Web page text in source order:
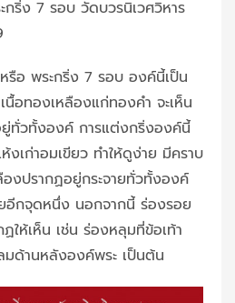
ริ่ง 7 รอบ วัดบวรนิเวศวิหาร
รือ พระกริ่ง 7 รอบ องค์นี้เป็น
อทองเหลืองแก่ทองคำ จะเห็น
ทั่วทั้งองค์ การแต่งกริ่งองค์นี้
เก่าอมเขียว ทำให้ดูง่าย มีคราบ
งปรากฏอยู่กระจายทั่วทั้งองค์
อีกจุดหนึ่ง นอกจากนี้ ร่องรอย
ให้เห็น เช่น ร่องหลุมที่ข้อเท้า
ด้านหลังองค์พระ เป็นต้น